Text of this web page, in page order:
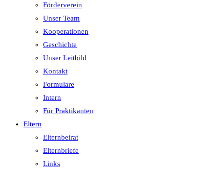
Förderverein
Unser Team
Kooperationen
Geschichte
Unser Leitbild
Kontakt
Formulare
Intern
Für Praktikanten
Eltern
Elternbeirat
Elternbriefe
Links